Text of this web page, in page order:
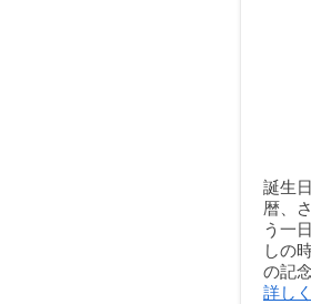
誕生
暦、
う一
しの
の記
詳し